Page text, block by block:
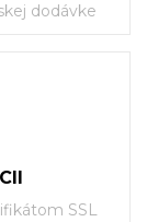
dodávke
SSL